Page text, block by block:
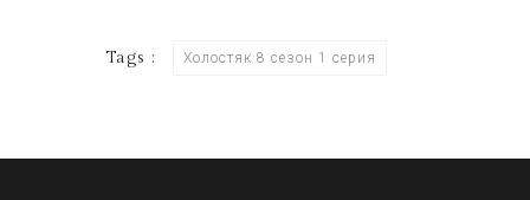
Tags : Холостяк 8 сезон 1 серия